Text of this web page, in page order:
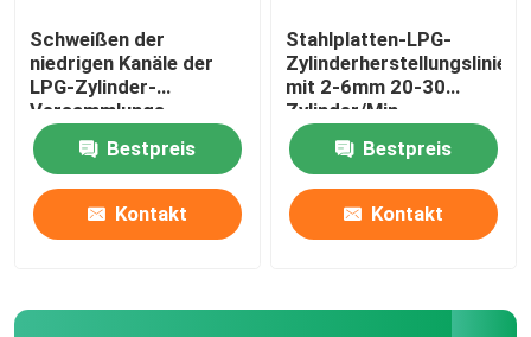
Schweißen der
niedrigen Kanäle der
LPG-Zylinder-
Versammlungs-
Maschinen-10 mit
Fernbedienung
Bestpreis
Kontakt
Stahlplatten-LPG-
Zylinderherstellungslinie
mit 2-6mm 20-30
Zylinder/Min
Bestpreis
Kontakt